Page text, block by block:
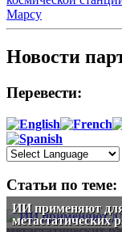
Марсу
Новости
Перевести:
Статьи по теме:
ИИ применяют
метастатических